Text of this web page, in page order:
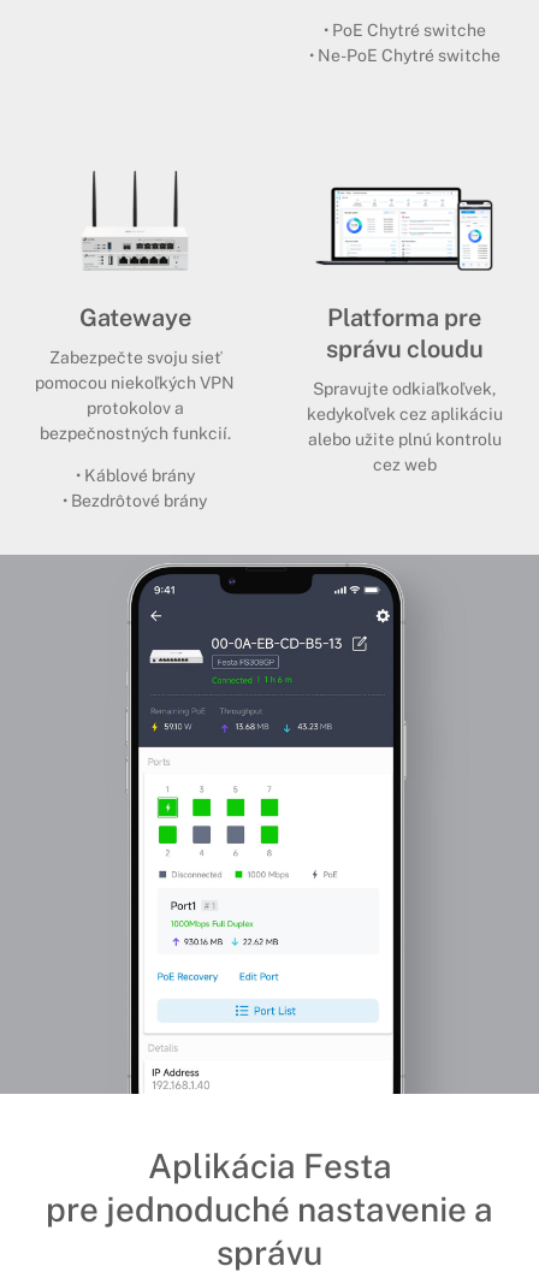
• PoE Chytré switche
• Ne-PoE Chytré switche
Gatewaye
Zabezpečte svoju sieť
pomocou niekoľkých VPN
protokolov a
bezpečnostných funkcií.
• Káblové brány
• Bezdrôtové brány
Platforma pre
správu cloudu
Spravujte odkiaľkoľvek,
kedykoľvek cez aplikáciu
alebo užite plnú kontrolu
cez web
Aplikácia Festa
pre jednoduché nastavenie a
správu